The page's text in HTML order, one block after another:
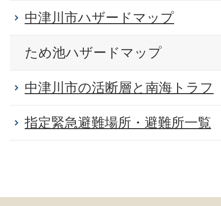
中津川市ハザードマップ
ため池ハザードマップ
中津川市の活断層と南海トラフ
指定緊急避難場所・避難所一覧